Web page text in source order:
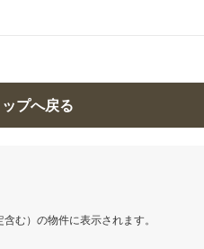
プへ戻る
む）の物件に表示されます。